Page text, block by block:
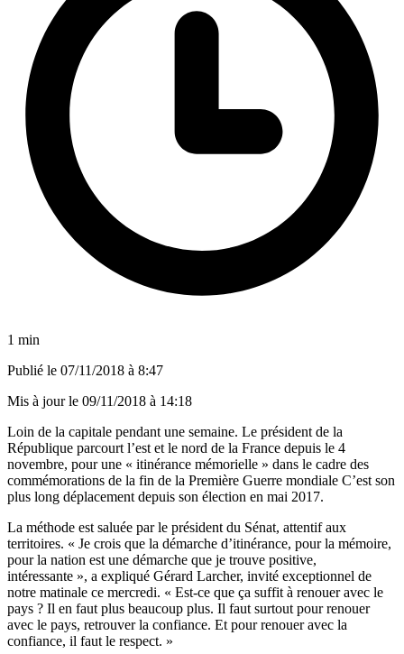
1 min
Publié le 07/11/2018 à 8:47
Mis à jour le 09/11/2018 à 14:18
Loin de la capitale pendant une semaine. Le président de la
République parcourt l’est et le nord de la France depuis le 4
novembre, pour une « itinérance mémorielle » dans le cadre des
commémorations de la fin de la Première Guerre mondiale C’est son
plus long déplacement depuis son élection en mai 2017.
La méthode est saluée par le président du Sénat, attentif aux
territoires. « Je crois que la démarche d’itinérance, pour la mémoire,
pour la nation est une démarche que je trouve positive,
intéressante », a expliqué Gérard Larcher, invité exceptionnel de
notre matinale ce mercredi. « Est-ce que ça suffit à renouer avec le
pays ? Il en faut plus beaucoup plus. Il faut surtout pour renouer
avec le pays, retrouver la confiance. Et pour renouer avec la
confiance, il faut le respect. »